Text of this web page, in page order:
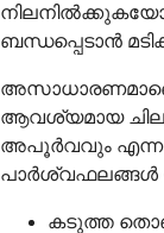
ബന്ധപ്പെടാൻ
ആവശ്യമായ
അപൂർവവും
കടുത്ത